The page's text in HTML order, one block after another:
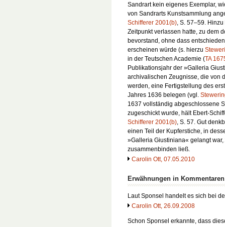
Sandrart kein eigenes Exemplar,
von Sandrarts Kunstsammlung
Schifferer 2001(b) , S. 57–59.
Zeitpunkt verlassen hatte, zu dem
bevorstand, ohne dass
erscheinen würde (s. hierzu
in der Teutschen Academie (TA
Publikationsjahr der »Galleria
archivalischen Zeugnisse, die von
werden, eine Fertigstellung des
Jahres 1636 belegen (vgl.
1637 vollständig abgeschlossene
zugeschickt wurde, hält Ebert-
Schifferer 2001(b) , S. 57. Gut
einen Teil der Kupferstiche, in
»Galleria Giustiniana« gelangt war,
zusammenbinden ließ.
Carolin Ott, 07.05.2010
Erwähnungen in Kommentaren
Laut Sponsel handelt es sich bei
Carolin Ott, 26.09.2008
Schon Sponsel erkannte, dass